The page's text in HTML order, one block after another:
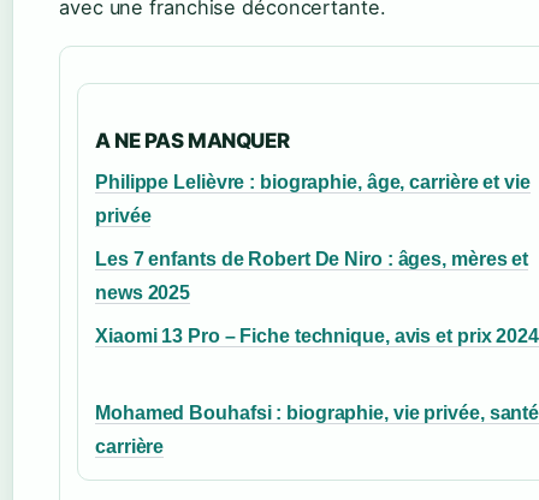
avec une franchise déconcertante.
A NE PAS MANQUER
Philippe Lelièvre : biographie, âge, carrière et vie
privée
Les 7 enfants de Robert De Niro : âges, mères et
news 2025
Xiaomi 13 Pro – Fiche technique, avis et prix 2024
Mohamed Bouhafsi : biographie, vie privée,
carrière